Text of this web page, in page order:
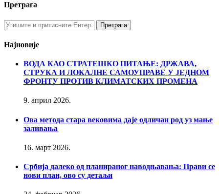
Претрага
Најновије
ВОДА КАО СТРАТЕШКО ПИТАЊЕ: ДРЖАВА,
СТРУКА И ЛОКАЛНЕ САМОУПРАВЕ У ЈЕДНОМ
ФРОНТУ ПРОТИВ КЛИМАТСКИХ ПРОМЕНА
9. април 2026.
Ова метода стара вековима даје одличан род уз мање
заливања
16. март 2026.
Србија далеко од планираног наводњавања: Прави се
нови план, ово су детаљи